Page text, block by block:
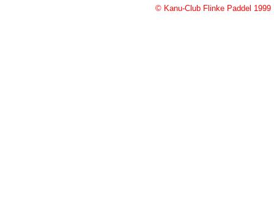
© Kanu-Club Flinke Paddel